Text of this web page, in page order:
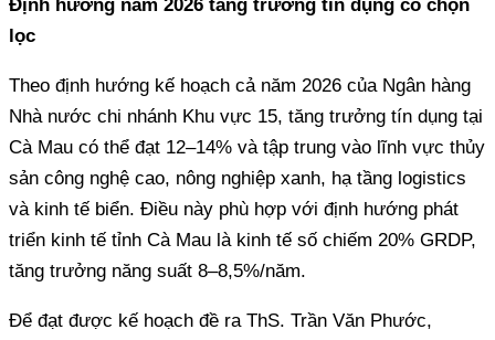
Định hướng năm 2026 tăng trưởng tín dụng có chọn
lọc
Theo định hướng kế hoạch cả năm 2026 của Ngân hàng
Nhà nước chi nhánh Khu vực 15, tăng trưởng tín dụng tại
Cà Mau có thể đạt 12–14% và tập trung vào lĩnh vực thủy
sản công nghệ cao, nông nghiệp xanh, hạ tầng logistics
và kinh tế biển. Điều này phù hợp với định hướng phát
triển kinh tế tỉnh Cà Mau là kinh tế số chiếm 20% GRDP,
tăng trưởng năng suất 8–8,5%/năm.
Để đạt được kế hoạch đề ra ThS. Trần Văn Phước,